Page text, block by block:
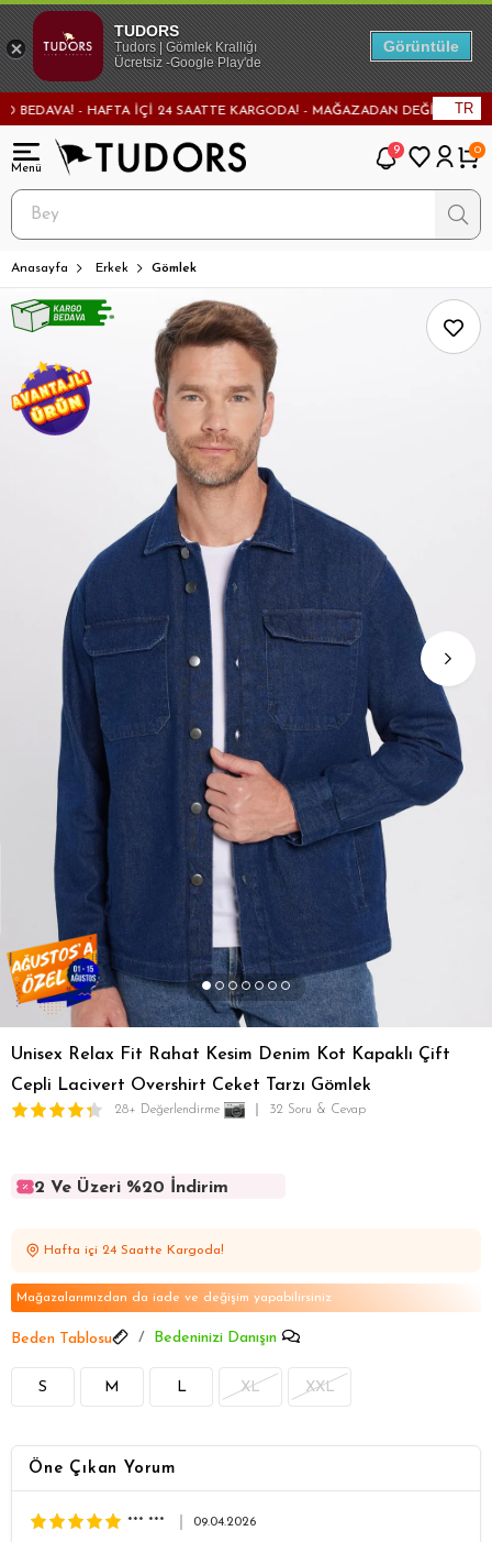
- HAFTA İÇİ 24 SAATTE KARGODA! - MAĞAZADAN DEĞİŞİM VE İADE
TR
9 0
Anasayfa Erkek Gömlek
Unisex Relax Fit Rahat Kesim Denim Kot Kapaklı Çift
Cepli Lacivert Overshirt Ceket Tarzı Gömlek
28+ Değerlendirme 32 Soru & Cevap
2 Ve Üzeri %20 İndirim
2 Ve Üzeri %20 İndirim
Hafta içi 24 Saatte Kargoda!
Mağazalarımızdan da iade ve değişim yapabilirsiniz
Beden Tablosu Bedeninizi Danışın
S M L XL XXL
Öne Çıkan Yorum
*** *** 09.04.2026
TUDORS
Tudors | Gömlek Krallığı
Ücretsiz -Google Play'de
Görüntüle